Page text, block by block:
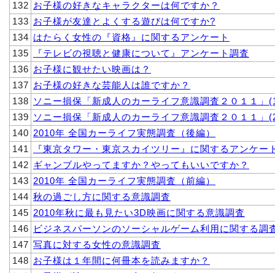
132 お子様の好きなキャラクターは何ですか？
133 お子様が友達とよくする遊びは何ですか?
134 はたらく女性の『資格』に関するアンケート
135
『テレビの視聴と健康について』アンケート調査
136 お子様に観せたい映画は？
137 お子様の好きな芸能人は誰ですか？
138
ソニー損保「新成人のカーライフ意識調査２０１１」
139
ソニー損保「新成人のカーライフ意識調査２０１１」
140 2010年 全国カーライフ実態調査（後編）
141
『東京タワー・東京スカイツリー』に関するアンケー
142 ギャンブルやってますか？やってもいいですか？
143 2010年 全国カーライフ実態調査（前編）
144 秋の過ごし方に関する意識調査
145 2010年秋に最も見たい3D映画に関する意識調査
146
ビジネスパーソンのソーシャルゲーム利用に関する調
147 写真に対する女性の意識調査
148 お子様は１年間に何冊本を読みますか？